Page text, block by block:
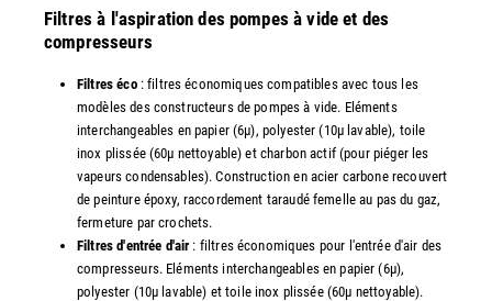
Filtres à l'aspiration des pompes à vide et des
compresseurs
Filtres éco: filtres économiques compatibles avec tous les
modèles des constructeurs de pompes à vide. Eléments
interchangeables en papier (6µ), polyester (10µ lavable), toile
inox plissée (60µ nettoyable) et charbon actif (pour piéger les
vapeurs condensables). Construction en acier carbone recouvert
de peinture époxy, raccordement taraudé femelle au pas du gaz,
fermeture par crochets.
Filtres d'entrée d'air : filtres économiques pour l'entrée d'air des
compresseurs. Eléments interchangeables en papier (6µ),
polyester (10µ lavable) et toile inox plissée (60µ nettoyable).